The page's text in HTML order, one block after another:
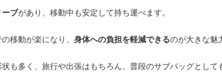
ブがあり、移動中も安定して持ち運べます。
移動が楽になり、 身体への負担を軽減できるのが大きな魅
も多く、旅行や出張はもちろん、普段のサブバッグとして